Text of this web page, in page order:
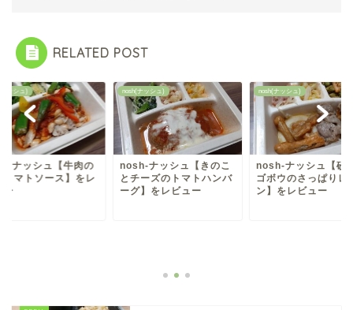
RELATED POST
ッシュ)
ナッシュ【牛肉の
トマトソース】をレ
ー
nosh(ナッシュ)
nosh-ナッシュ【きのこ
とチーズのトマトハンバ
ーグ】をレビュー
nosh(ナッシュ)
nosh-ナッシュ【砂
ゴボウのさっぱりレ
ン】をレビュー